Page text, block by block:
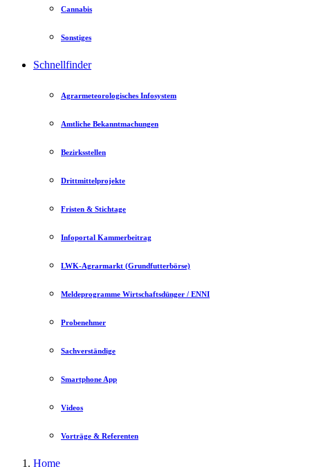
Cannabis
Sonstiges
Schnellfinder
Agrarmeteorologisches Infosystem
Amtliche Bekanntmachungen
Bezirksstellen
Drittmittelprojekte
Fristen & Stichtage
Infoportal Kammerbeitrag
LWK-Agrarmarkt (Grundfutterbörse)
Meldeprogramme Wirtschaftsdünger / ENNI
Probenehmer
Sachverständige
Smartphone App
Videos
Vorträge & Referenten
Home